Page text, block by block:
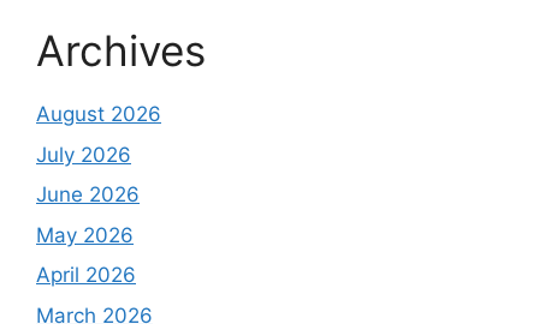
Archives
August 2026
July 2026
June 2026
May 2026
April 2026
March 2026